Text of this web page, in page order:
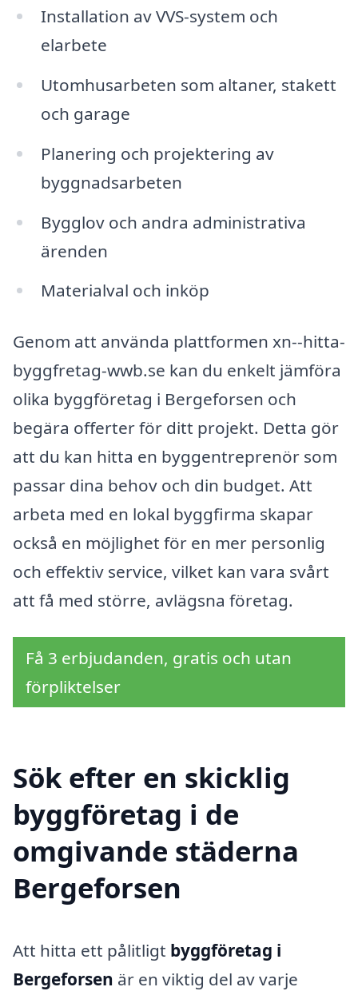
Installation av VVS-system och
elarbete
Utomhusarbeten som altaner, stakett
och garage
Planering och projektering av
byggnadsarbeten
Bygglov och andra administrativa
ärenden
Materialval och inköp
Genom att använda plattformen xn--hitta-
byggfretag-wwb.se kan du enkelt jämföra
olika byggföretag i Bergeforsen och
begära offerter för ditt projekt. Detta gör
att du kan hitta en byggentreprenör som
passar dina behov och din budget. Att
arbeta med en lokal byggfirma skapar
också en möjlighet för en mer personlig
och effektiv service, vilket kan vara svårt
att få med större, avlägsna företag.
Få 3 erbjudanden, gratis och utan
förpliktelser
Sök efter en skicklig
byggföretag i de
omgivande städerna
Bergeforsen
Att hitta ett pålitligt byggföretag i
Bergeforsen är en viktig del av varje